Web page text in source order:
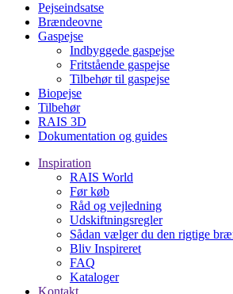
Pejseindsatse
Brændeovne
Gaspejse
Indbyggede gaspejse
Fritstående gaspejse
Tilbehør til gaspejse
Biopejse
Tilbehør
RAIS 3D
Dokumentation og guides
Inspiration
RAIS World
Før køb
Råd og vejledning
Udskiftningsregler
Sådan vælger du den rigtige
Bliv Inspireret
FAQ
Kataloger